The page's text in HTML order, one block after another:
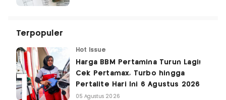
Terpopuler
Hot Issue
Harga BBM Pertamina Turun Lagi!
Cek Pertamax, Turbo hingga
Pertalite Hari Ini 6 Agustus 2026
05 Agustus 2026